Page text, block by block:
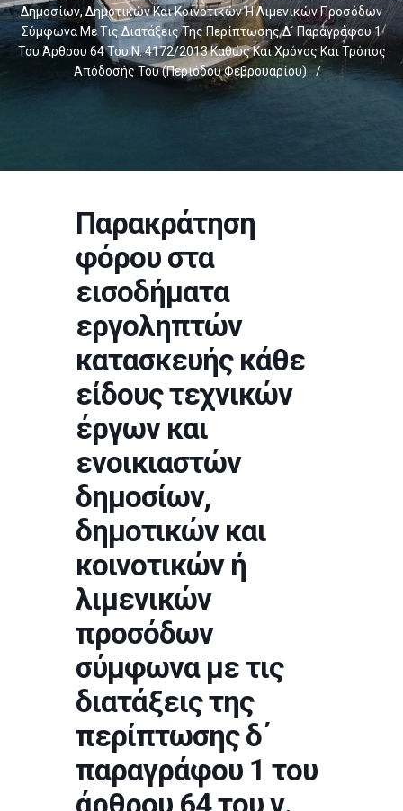
Δημοσίων, Δημοτικών Και Κοινοτικών Ή Λιμενικών Προσόδων
Σύμφωνα Με Τις Διατάξεις Της Περίπτωσης Δ΄ Παραγράφου 1
Του Άρθρου 64 Του Ν. 4172/2013 Καθώς Και Χρόνος Και Τρόπος
Απόδοσής Του (Περιόδου Φεβρουαρίου)
/
Παρακράτηση
φόρου στα
εισοδήματα
εργοληπτών
κατασκευής κάθε
είδους τεχνικών
έργων και
ενοικιαστών
δημοσίων,
δημοτικών και
κοινοτικών ή
λιμενικών
προσόδων
σύμφωνα με τις
διατάξεις της
περίπτωσης δ΄
παραγράφου 1 του